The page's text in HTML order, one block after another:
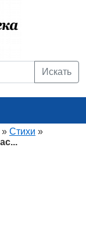
Искать
» Стихи »